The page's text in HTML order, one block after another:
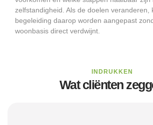
zelfstandigheid. Als de doelen veranderen,
begeleiding daarop worden aangepast
woonbasis direct verdwijnt.
INDRUKKEN
Wat cliënten